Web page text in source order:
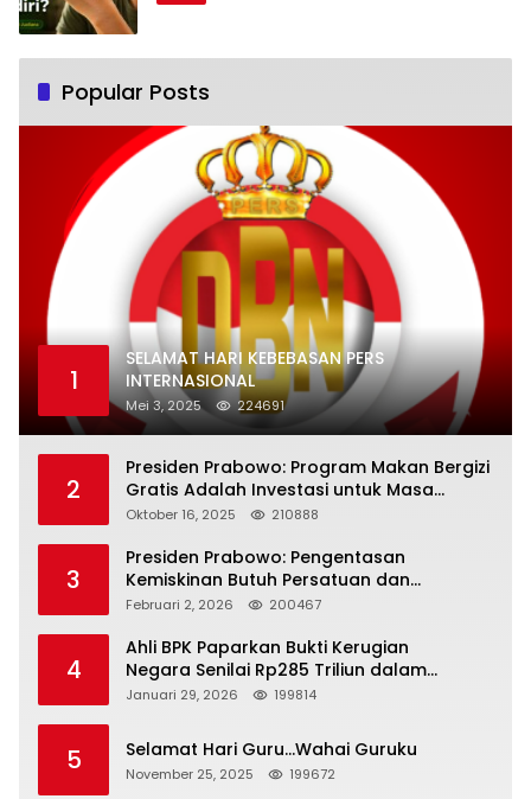
Popular Posts
1
SELAMAT HARI KEBEBASAN PERS
INTERNASIONAL
Mei 3, 2025 224691
2
Presiden Prabowo: Program Makan Bergizi
Gratis Adalah Investasi untuk Masa
Depan Bangsa
Oktober 16, 2025 210888
3
Presiden Prabowo: Pengentasan
Kemiskinan Butuh Persatuan dan
Kepemimpinan yang Bertanggung Jawab
Februari 2, 2026 200467
4
Ahli BPK Paparkan Bukti Kerugian
Negara Senilai Rp285 Triliun dalam
Persidangan Korupsi PT Pertamina
Januari 29, 2026 199814
5 Selamat Hari Guru…Wahai Guruku
November 25, 2025 199672